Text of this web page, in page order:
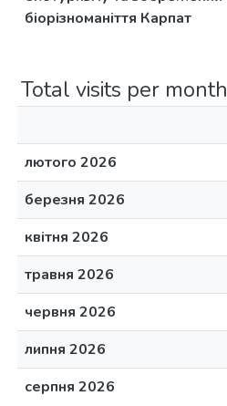
біорізноманіття Карпат
Total visits per month
лютого 2026
березня 2026
квітня 2026
травня 2026
червня 2026
липня 2026
серпня 2026